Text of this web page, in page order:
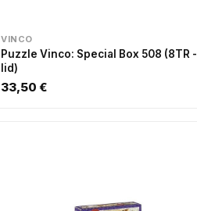
VINCO
Puzzle Vinco: Special Box 508 (8TR -
lid)
33,50 €